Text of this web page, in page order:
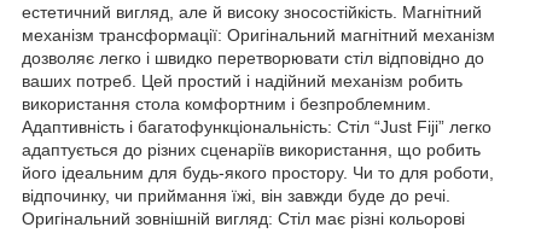
естетичний вигляд, але й високу зносостійкість. Магнітний
механізм трансформації: Оригінальний магнітний механізм
дозволяє легко і швидко перетворювати стіл відповідно до
ваших потреб. Цей простий і надійний механізм робить
використання стола комфортним і безпроблемним.
Адаптивність і багатофункціональність: Стіл “Just Fiji” легко
адаптується до різних сценаріїв використання, що робить
його ідеальним для будь-якого простору. Чи то для роботи,
відпочинку, чи приймання їжі, він завжди буде до речі.
Оригінальний зовнішній вигляд: Стіл має різні кольорові